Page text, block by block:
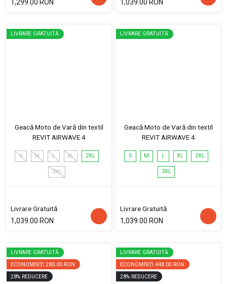
1,299.00 RON
1,039.00 RON
LIVRARE GRATUITĂ
Geacă Moto de Vară din textil
REVIT AIRWAVE 4
S M L XL 2XL
3XL
Livrare Gratuită
1,039.00 RON
LIVRARE GRATUITĂ
Geacă Moto de Vară din textil
REVIT AIRWAVE 4
S M L XL 2XL
3XL
Livrare Gratuită
1,039.00 RON
LIVRARE GRATUITĂ
ECONOMISIȚI 280.00 RON
28% REDUCERE
LIVRARE GRATUITĂ
ECONOMISIȚI 448.00 RON
28% REDUCERE